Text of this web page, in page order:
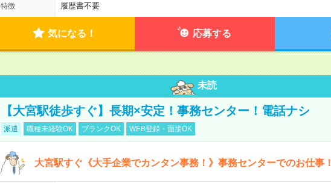
特徴 履歴書不要
気になる！ 応募する
未読
【大宮駅徒歩すぐ】長期×安定！事務センター！電話ナシ
派遣 職種未経験OK ブランクOK WEB登録・面接OK
大宮駅すぐ《大手企業でカンタン事務！》事務センターでのお仕事！